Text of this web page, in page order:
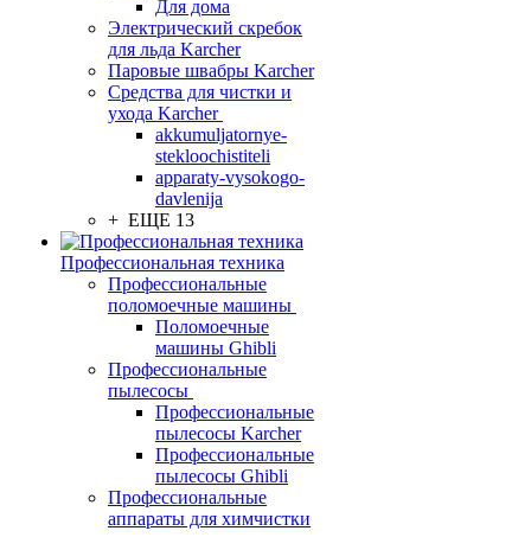
Для дома
Электрический скребок
для льда Karcher
Паровые швабры Karcher
Средства для чистки и
ухода Karcher
akkumuljatornye-
stekloochistiteli
apparaty-vysokogo-
davlenija
+ ЕЩЕ 13
Профессиональная техника
Профессиональные
поломоечные машины
Поломоечные
машины Ghibli
Профессиональные
пылесосы
Профессиональные
пылесосы Karcher
Профессиональные
пылесосы Ghibli
Профессиональные
аппараты для химчистки